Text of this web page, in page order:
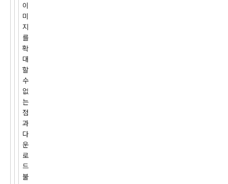
이
미
지
를
확
대
할
수
없
는
점
과
다
운
로
드
불